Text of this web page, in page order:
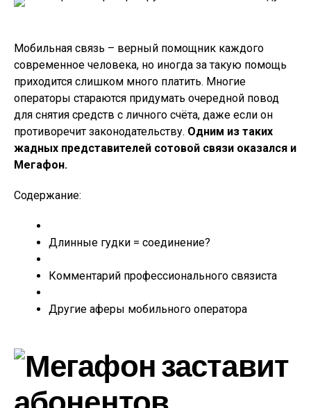
Мобильная связь – верный помощник каждого
современное человека, но иногда за такую помощь
приходится слишком много платить. Многие
операторы стараются придумать очередной повод
для снятия средств с личного счёта, даже если он
противоречит законодательству. Одним из таких
жадных представителей сотовой связи оказался и
Мегафон.
Содержание:
Длинные гудки = соединение?
Комментарий профессионального связиста
Другие аферы мобильного оператора